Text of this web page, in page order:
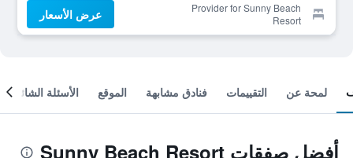
Provider for Sunny Beach
Resort
عرض الأسعار
لمحة عن التقييمات فنادق مشابهة الموقع الأسئلة الشائعة
أفضل صفقات Sunny Beach Resort